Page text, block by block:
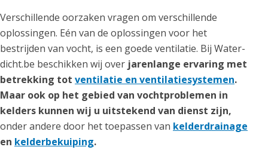
Verschillende oorzaken vragen om verschillende
oplossingen. Eén van de oplossingen voor het
bestrijden van vocht, is een goede ventilatie. Bij Water-
dicht.be beschikken wij over jarenlange ervaring met
betrekking tot ventilatie en ventilatiesystemen.
Maar ook op het gebied van vochtproblemen in
kelders kunnen wij u uitstekend van dienst zijn,
onder andere door het toepassen van kelderdrainage
en kelderbekuiping.